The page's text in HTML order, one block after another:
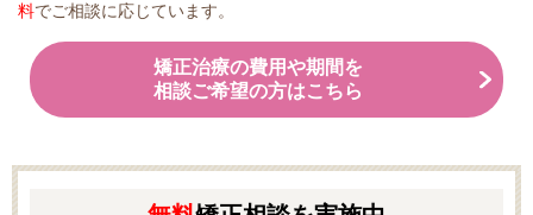
料でご相談に応じています。
矯正治療の費用や期間を
相談ご希望の方はこちら